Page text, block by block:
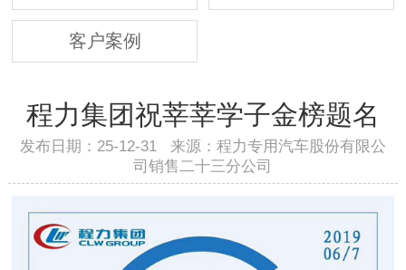
客户案例
程力集团祝莘莘学子金榜题名
发布日期：25-12-31 来源：程力专用汽车股份有限公
司销售二十三分公司